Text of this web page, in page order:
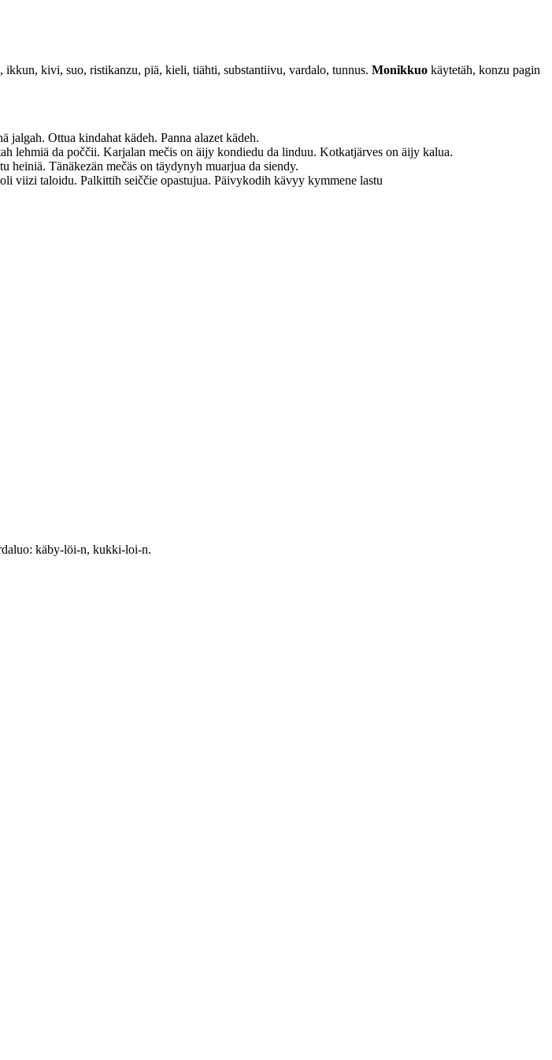
ikkun, kivi, suo, ristikanzu, piä, kieli, tiähti, substantiivu, vardalo, tunnus. Monikkuo käytetäh, konzu pagin
jalgah. Ottua kindahat kädeh. Panna alazet kädeh.
lehmiä da poččii. Karjalan mečis on äijy kondiedu da linduu. Kotkatjärves on äijy kalua.
Tänäkezän mečäs on täydynyh muarjua da siendy.
viizi taloidu. Palkittih seiččie opastujua. Päivykodih kävyy kymmene lastu
käby-löi-n, kukki-loi-n.